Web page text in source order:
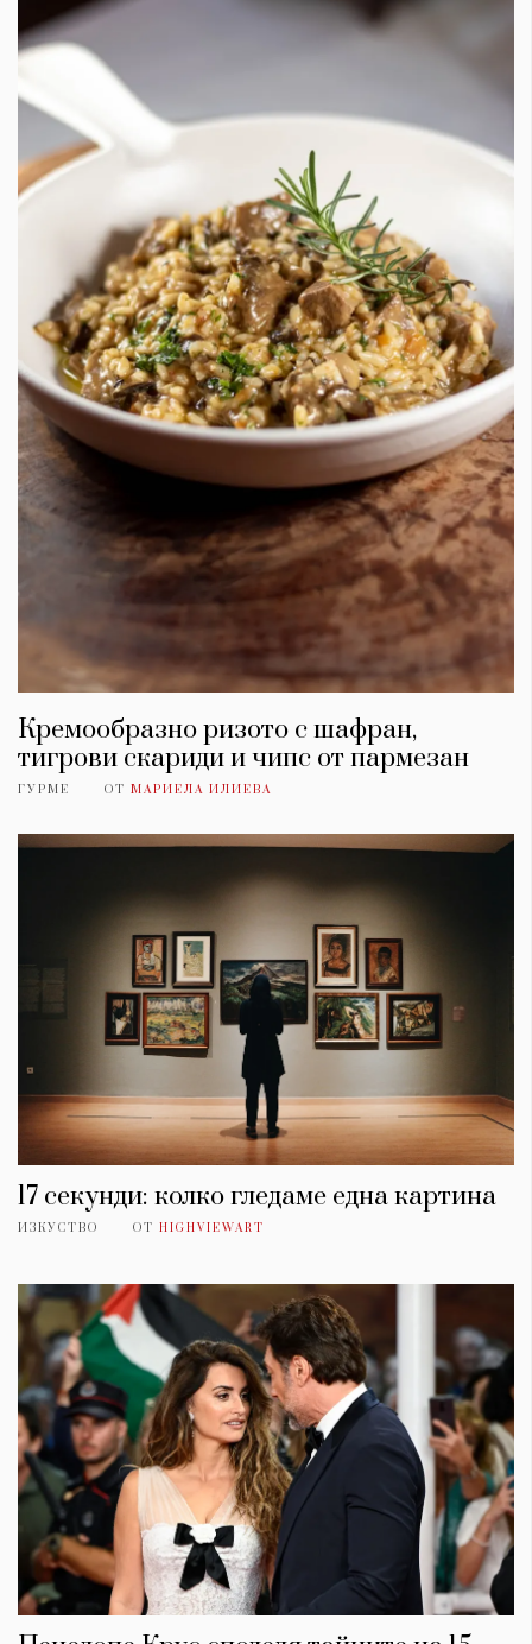
Кремообразно ризото с шафран,
тигрови скариди и чипс от пармезан
ГУРМЕ ОТ МАРИЕЛА ИЛИЕВА
17 секунди: колко гледаме една картина
ИЗКУСТВО ОТ HIGHVIEWART